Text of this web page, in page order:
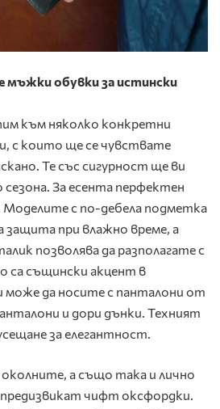
мъжки обувки за истински
към няколко конкретни
с които ще се чувствате
Те със сигурност ще ви
За есента перфектен
Моделите с по-дебела подметка
защита при влажно време, а
позволява да разполагате с
са същински акцент в
да носите с панталони от
и дори дънки. Техният
за елегантност.
а също така и лично
чифт оксфордки.